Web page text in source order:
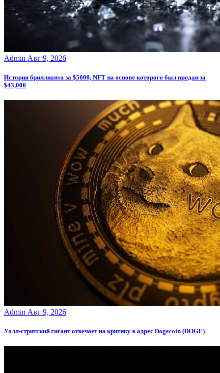
Admin Авг 9, 2026
История бриллианта за $5000, NFT на основе которого был продан за
$43,000
Admin Авг 9, 2026
Уолл-стритский гигант отвечает на критику в адрес Dogecoin (DOGE)